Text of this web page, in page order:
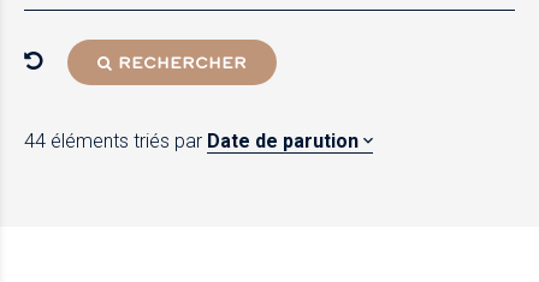
RECHERCHER
44 éléments triés par Date de parution